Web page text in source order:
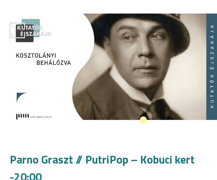
Parno Graszt // PutriPop – Kobuci kert